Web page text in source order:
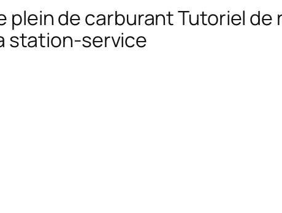
de carburant Tutoriel de
station-service